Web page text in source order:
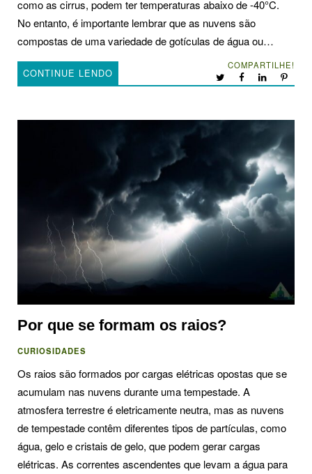
como as cirrus, podem ter temperaturas abaixo de -40°C.
No entanto, é importante lembrar que as nuvens são
compostas de uma variedade de gotículas de água ou…
CONTINUE LENDO
COMPARTILHE!
Por que se formam os raios?
CURIOSIDADES
Os raios são formados por cargas elétricas opostas que se
acumulam nas nuvens durante uma tempestade. A
atmosfera terrestre é eletricamente neutra, mas as nuvens
de tempestade contêm diferentes tipos de partículas, como
água, gelo e cristais de gelo, que podem gerar cargas
elétricas. As correntes ascendentes que levam a água para